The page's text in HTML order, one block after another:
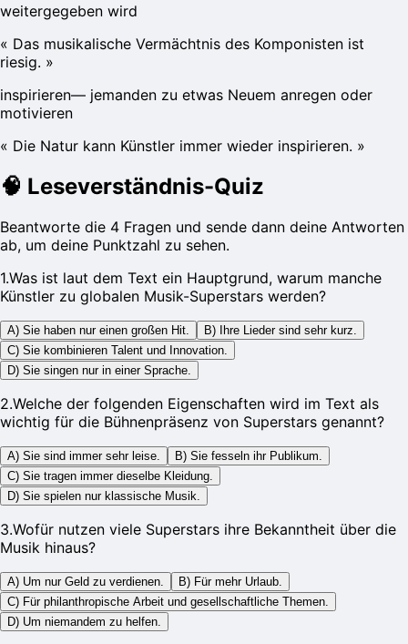
weitergegeben wird
« Das musikalische Vermächtnis des Komponisten ist
riesig. »
inspirieren— jemanden zu etwas Neuem anregen oder
motivieren
« Die Natur kann Künstler immer wieder inspirieren. »
🧠 Leseverständnis-Quiz
Beantworte die 4 Fragen und sende dann deine Antworten
ab, um deine Punktzahl zu sehen.
1.Was ist laut dem Text ein Hauptgrund, warum manche
Künstler zu globalen Musik-Superstars werden?
A) Sie haben nur einen großen Hit.
B) Ihre Lieder sind sehr kurz.
C) Sie kombinieren Talent und Innovation.
D) Sie singen nur in einer Sprache.
2.Welche der folgenden Eigenschaften wird im Text als
wichtig für die Bühnenpräsenz von Superstars genannt?
A) Sie sind immer sehr leise.
B) Sie fesseln ihr Publikum.
C) Sie tragen immer dieselbe Kleidung.
D) Sie spielen nur klassische Musik.
3.Wofür nutzen viele Superstars ihre Bekanntheit über die
Musik hinaus?
A) Um nur Geld zu verdienen.
B) Für mehr Urlaub.
C) Für philanthropische Arbeit und gesellschaftliche Themen.
D) Um niemandem zu helfen.